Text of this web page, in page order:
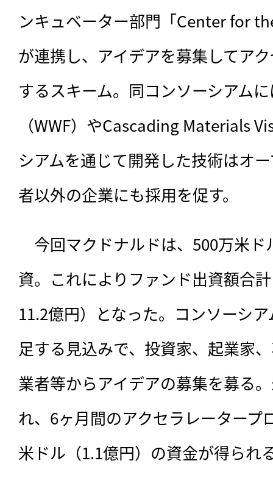
ンキュベーター部門「Center for
が連携し、アイデアを募集してア
するスキーム。同コンソーシアム
（WWF）やCascading Materials
シアムを通じて開発した技術はオ
者以外の企業にも採用を促す。
今回マクドナルドは、500万米ド
資。これによりファンド出資額合
11.2億円）となった。コンソーシ
足する見込みで、投資家、起業家
業者等からアイデアの募集を募る
れ、6ヶ月間のアクセラレータープ
米ドル（1.1億円）の資金が得られ